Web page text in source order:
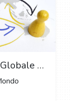
Promuovere la Competenza Globale e la Comprensione Interculturale nell'Educazione: Strategie per un Apprendimento Olistico